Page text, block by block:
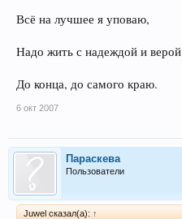
Всё на лучшее я уповаю,
Надо жить с надеждой и верой
До конца, до самого краю.
6 окт 2007
Параскева
Пользователи
Juwel сказал(а): ↑